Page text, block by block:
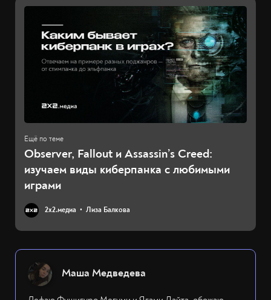
Observer, Fallout и Assassin’s Creed:
изучаем виды киберпанка с любимыми
играми
2х2.медиа Лиза Балкова
Маша Медведева